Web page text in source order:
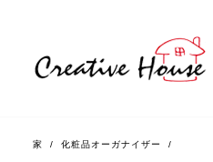
家 / 化粧品オーガナイザー /